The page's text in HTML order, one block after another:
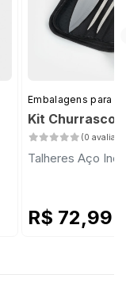
Embalagens para
Kit Churrasco
(0
Talheres Aço
R$ 72,99